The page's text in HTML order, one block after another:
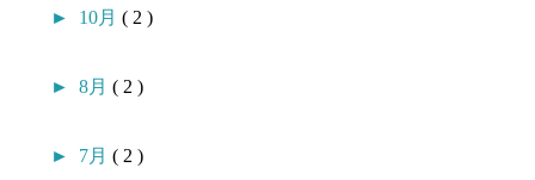
► 10月( 2 )
►8月( 2 )
► 7月( 2 )